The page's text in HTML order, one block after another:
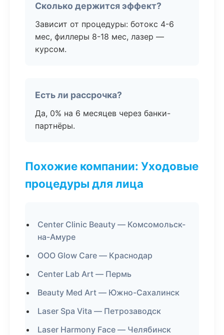
Сколько держится эффект?
Зависит от процедуры: ботокс 4-6
мес, филлеры 8-18 мес, лазер —
курсом.
Есть ли рассрочка?
Да, 0% на 6 месяцев через банки-
партнёры.
Похожие компании: Уходовые
процедуры для лица
Center Clinic Beauty — Комсомольск-
на-Амуре
ООО Glow Care — Краснодар
Center Lab Art — Пермь
Beauty Med Art — Южно-Сахалинск
Laser Spa Vita — Петрозаводск
Laser Harmony Face — Челябинск